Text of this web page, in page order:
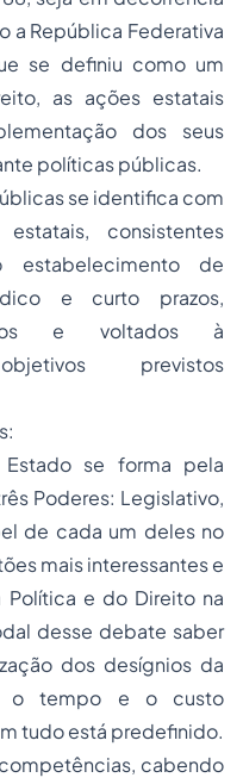
a República Federativa
se definiu como um
as ações estatais
dos seus
políticas públicas.
se identifica com
consistentes
estabelecimento de
e curto prazos,
e voltados à
previstos
:
se forma pela
Poderes: Legislativo,
de cada um deles no
mais interessantes e
Política e do Direito na
desse debate saber
dos desígnios da
o tempo e o custo
tudo está predefinido.
cabendo